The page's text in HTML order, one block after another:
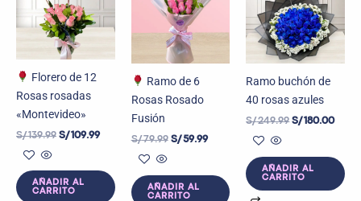
Florero de 12
Rosas rosadas
«Montevideo»
S/139.99
era:
S/ 139.99.
S/109.99
S/ 109.99.
AÑADIR AL
CARRITO
Ramo de 6
Rosas Rosado
Fusión
S/79.99
era:
S/ 79.99.
S/59.99
es:
S/ 59.99.
AÑADIR AL
CARRITO
Ramo buchón de
40 rosas azules
S/249.99
era:
S/ 249.99.
S/180.00
S/
AÑADIR AL
CARRITO